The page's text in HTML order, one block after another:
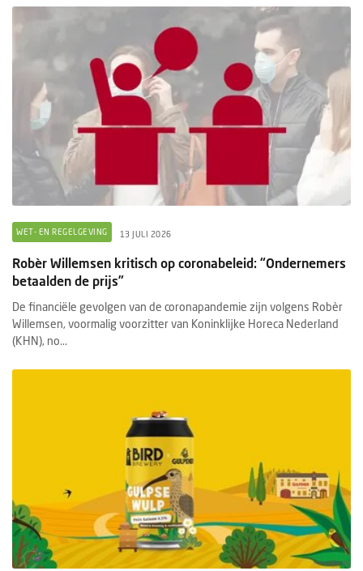
WET- EN REGELGEVING 13 JULI 2026
Robèr Willemsen kritisch op coronabeleid: “Ondernemers
betaalden de prijs”
De financiële gevolgen van de coronapandemie zijn volgens Robèr
Willemsen, voormalig voorzitter van Koninklijke Horeca Nederland
(KHN), no...